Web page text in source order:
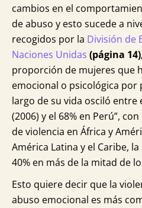
cambios en el
de abuso y esto sucede a
recogidos por la División de
Naciones Unidas (página
proporción de mujeres que
emocional o psicológica por
largo de su vida osciló entre
(2006) y el 68% en Perú”,
de violencia en África y
América Latina y el Caribe,
40% en más de la mitad de
Esto quiere decir que la
abuso emocional es más